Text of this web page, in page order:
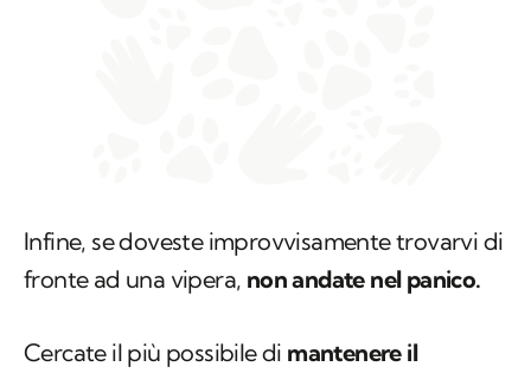
Infine, se doveste improvvisamente trovarvi di
fronte ad una vipera, non andate nel panico.
Cercate il più possibile di mantenere il